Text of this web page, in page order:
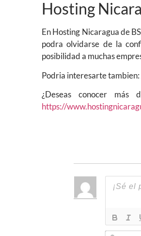
Hosting
En Hosting Nicaragua de
podra olvidarse de la
posibilidad a muchas
Podria interesarte tambien:
¿Deseas conocer
https://